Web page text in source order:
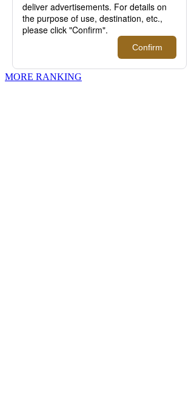
髪型に合わせたグリース（ポマード）の使い
方を美容師が直伝。おすすめのヘアスタイリ
ング剤選びに悩むメンズは必見！【2026年7
MORE RANKING